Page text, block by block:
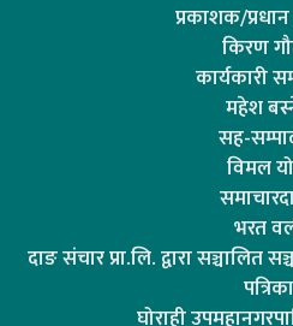
प्रकाशक/
किरण
कार्यकारी
महेश
सह-
विमल
भरत
दाङ संचार प्रा.लि. द्वारा
पत्रिका
घोराही